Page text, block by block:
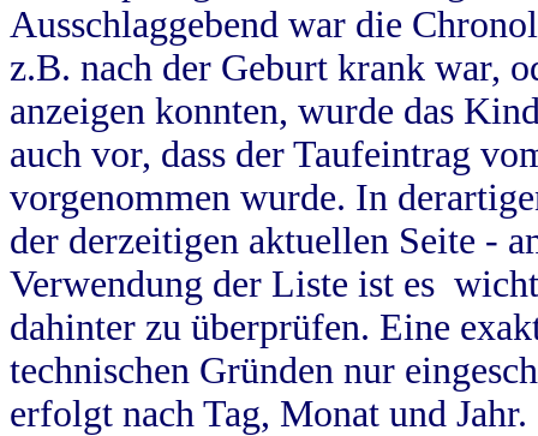
Ausschlaggebend war die
z.B. nach der Geburt krank war,
anzeigen konnten, wurde das
auch vor, dass der Taufeintrag
vorgenommen wurde. In
der derzeitigen aktuellen Seite -
Verwendung der Liste ist es
dahinter zu überprüfen. Eine
technischen Gründen nur
erfolgt nach Tag, Monat und Jahr.